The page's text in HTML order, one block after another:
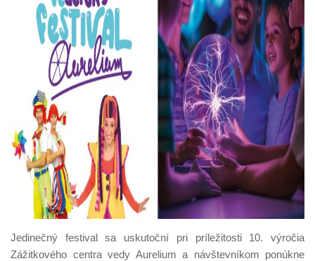
Jedinečný festival sa uskutoční pri príležitosti 10. výročia
Zážitkového centra vedy Aurelium a návštevníkom ponúkne